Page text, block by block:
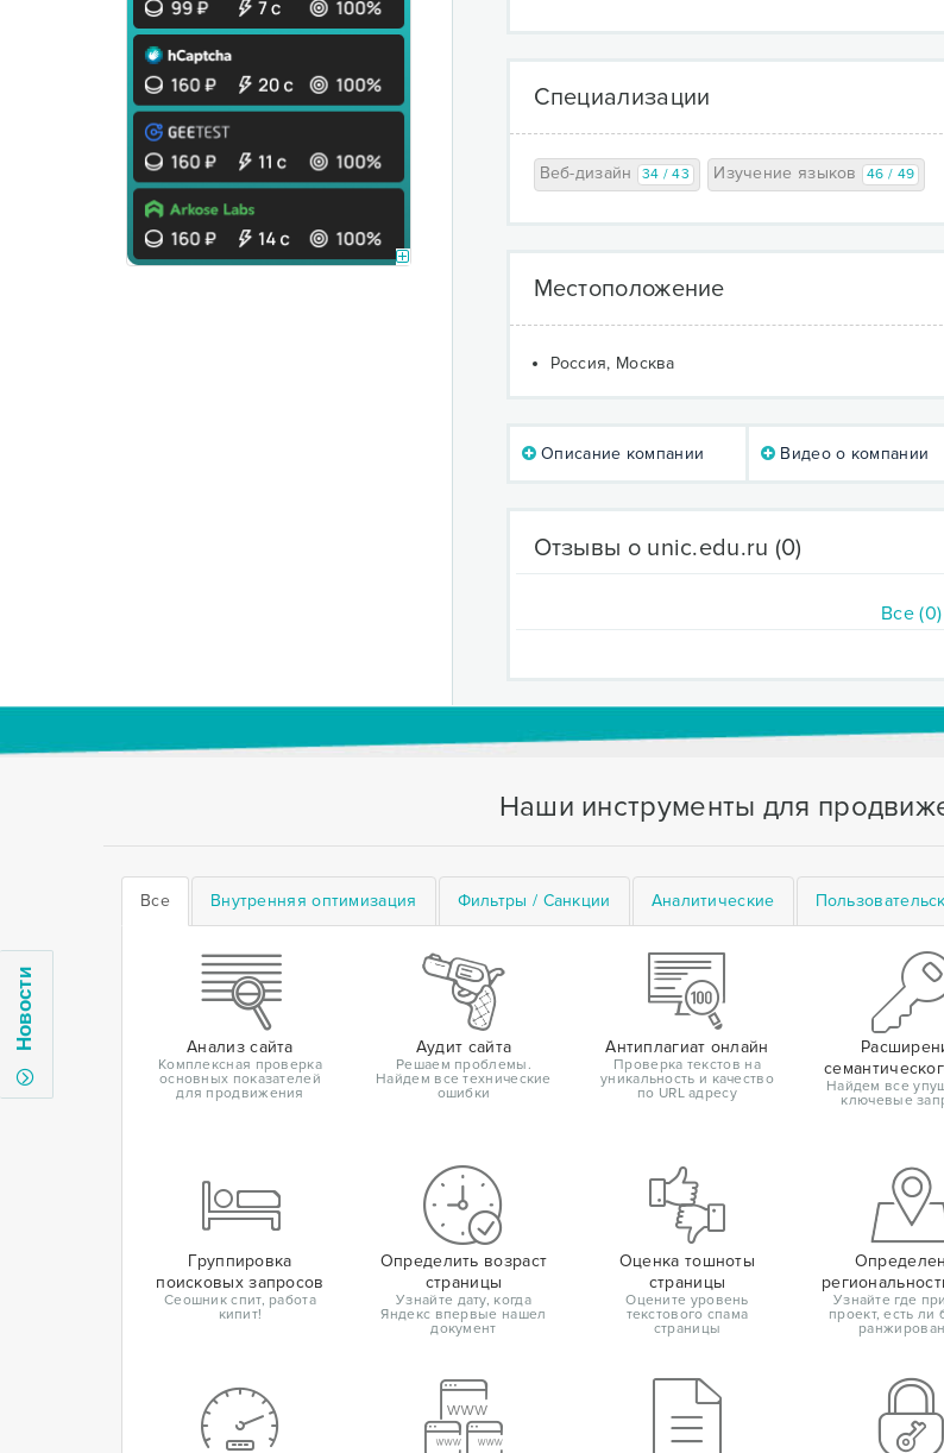
Новости
Специализации
Веб-дизайн 34 / 43 Изучение языков 46 / 49
Местоположение
Россия, Москва
Описание компании Видео о компании
Отзывы о unic.edu.ru (0)
Все (0)
Наши инструменты для
Все Внутренняя оптимизация Фильтры / Санкции Аналитические
Анализ сайта
Комплексная проверка
основных показателей
для продвижения
Аудит сайта
Решаем проблемы.
Найдем все технические
ошибки
Антиплагиат онлайн
Проверка текстов на
уникальность и качество
по URL адресу
Найдем все
ключевые
Группировка
поисковых запросов
Сеошник спит, работа
кипит!
Определить возраст
страницы
Узнайте дату, когда
Яндекс впервые нашел
документ
Оценка тошноты
страницы
Оцените уровень
текстового спама
страницы
Узнайте где
проект, есть ли